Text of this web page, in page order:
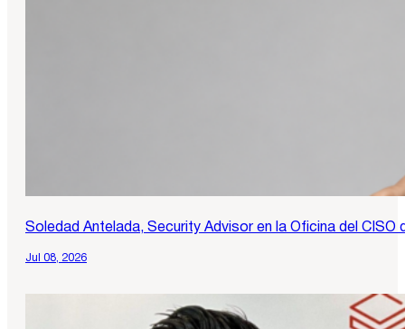
Soledad Antelada, Security Advisor en la Oficina del CISO
Jul 08, 2026